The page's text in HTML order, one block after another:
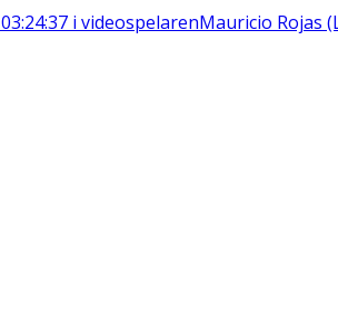
03:24:37 i videospelarenMauricio Rojas